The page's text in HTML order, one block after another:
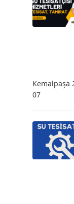
Kemalpaşa
07